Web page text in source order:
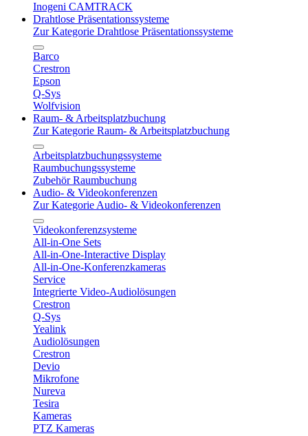
Inogeni CAMTRACK
Drahtlose Präsentationssysteme
Zur Kategorie Drahtlose Präsentationssysteme
Barco
Crestron
Epson
Q-Sys
Wolfvision
Raum- & Arbeitsplatzbuchung
Zur Kategorie Raum- & Arbeitsplatzbuchung
Arbeitsplatzbuchungssysteme
Raumbuchungssysteme
Zubehör Raumbuchung
Audio- & Videokonferenzen
Zur Kategorie Audio- & Videokonferenzen
Videokonferenzsysteme
All-in-One Sets
All-in-One-Interactive Display
All-in-One-Konferenzkameras
Service
Integrierte Video-Audiolösungen
Crestron
Q-Sys
Yealink
Audiolösungen
Crestron
Devio
Mikrofone
Nureva
Tesira
Kameras
PTZ Kameras